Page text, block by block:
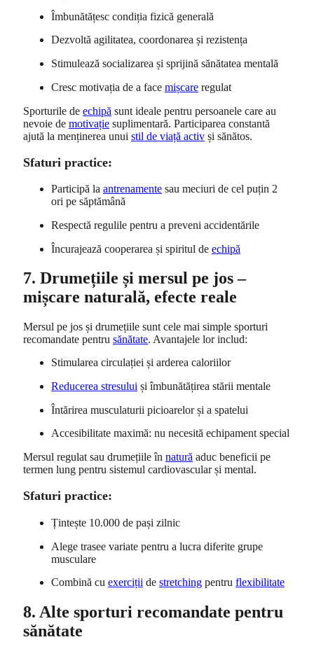
Îmbunătățesc condiția fizică generală
Dezvoltă agilitatea, coordonarea și rezistența
Stimulează socializarea și sprijină sănătatea mentală
Cresc motivația de a face mișcare regulat
Sporturile de echipă sunt ideale pentru persoanele care au
nevoie de motivație suplimentară. Participarea constantă
ajută la menținerea unui stil de viață activ și sănătos.
Sfaturi practice:
Participă la antrenamente sau meciuri de cel puțin 2
ori pe săptămână
Respectă regulile pentru a preveni accidentările
Încurajează cooperarea și spiritul de echipă
7. Drumețiile și mersul pe jos –
mișcare naturală, efecte reale
Mersul pe jos și drumețiile sunt cele mai simple sporturi
recomandate pentru sănătate. Avantajele lor includ:
Stimularea circulației și arderea caloriilor
Reducerea stresului și îmbunătățirea stării mentale
Întărirea musculaturii picioarelor și a spatelui
Accesibilitate maximă: nu necesită echipament special
Mersul regulat sau drumețiile în natură aduc beneficii pe
termen lung pentru sistemul cardiovascular și mental.
Sfaturi practice:
Țintește 10.000 de pași zilnic
Alege trasee variate pentru a lucra diferite grupe
musculare
Combină cu exerciții de stretching pentru flexibilitate
8. Alte sporturi recomandate pentru
sănătate